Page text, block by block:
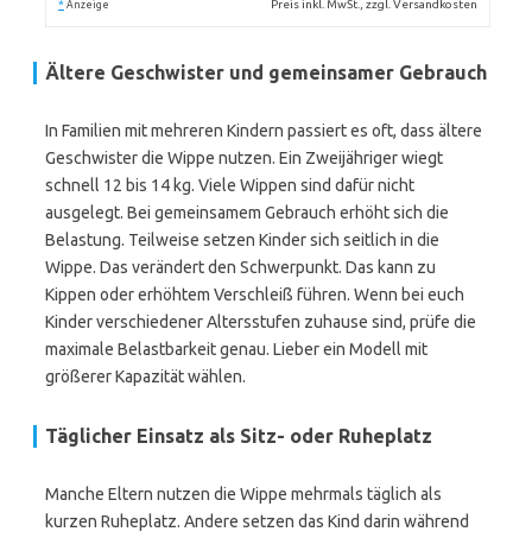
* Anzeige Preis inkl. MwSt., zzgl. Versandkosten
Ältere Geschwister und gemeinsamer Gebrauch
In Familien mit mehreren Kindern passiert es oft, dass ältere
Geschwister die Wippe nutzen. Ein Zweijähriger wiegt
schnell 12 bis 14 kg. Viele Wippen sind dafür nicht
ausgelegt. Bei gemeinsamem Gebrauch erhöht sich die
Belastung. Teilweise setzen Kinder sich seitlich in die
Wippe. Das verändert den Schwerpunkt. Das kann zu
Kippen oder erhöhtem Verschleiß führen. Wenn bei euch
Kinder verschiedener Altersstufen zuhause sind, prüfe die
maximale Belastbarkeit genau. Lieber ein Modell mit
größerer Kapazität wählen.
Täglicher Einsatz als Sitz- oder Ruheplatz
Manche Eltern nutzen die Wippe mehrmals täglich als
kurzen Ruheplatz. Andere setzen das Kind darin während